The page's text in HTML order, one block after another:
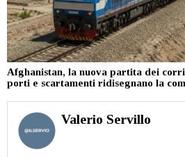
Afghanistan, la nuova partita dei
porti e scartamenti ridisegnano la
Valerio Servillo